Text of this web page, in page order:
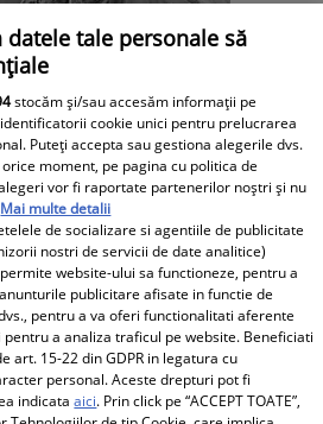
pentru Denisa
de la moartea artistei:
s-a stins, dar ecoul ei
100 de pensionari români
dispărut în fiecare zi, în
6 luni ale anului 2026.
datele tale personale să
stocăm și/sau accesăm informații pe
cookie unici pentru prelucrarea
Puteți accepta sau gestiona alegerile dvs.
moment, pe pagina cu politica de
vor fi raportate partenerilor noștri și nu
Mai multe detalii
de socializare si agentiile de publicitate
nostri de servicii de date analitice)
website-ului sa functioneze, pentru a
publicitare afisate in functie de
pentru a va oferi functionalitati aferente
a analiza traficul pe website. Beneficiati
art. 15-22 din GDPR in legatura cu
personal. Aceste drepturi pot fi
indicataaici. Prin click pe “ACCEPT TOATE”,